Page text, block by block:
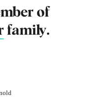
of
family.